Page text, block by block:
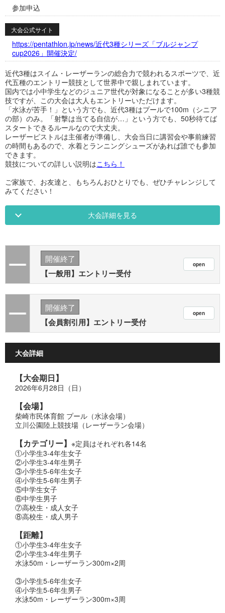
参加申込
大会公式サイト
https://pentathlon.jp/news/近代3種シリーズ「ブルジャンプ
cup2026」開催決定/​
近代3種はスイム・レーザーランの総合力で競われるスポーツで、近
代五種のエントリー競技として世界中で親しまれています。
国内では小中学生などのジュニア世代が対象になることが多い3種競
技ですが、この大会は大人もエントリーいただけます。
「水泳が苦手！」という方でも、近代3種はプールで100m（シニア
の部）のみ。「射撃は当てる自信が…」という方でも、50秒待てば
スタートできるルールなので大丈夫。
レーザーピストルは主催者が準備し、大会当日に講習会や事前練習
の時間もあるので、水着とランニングシューズがあれば誰でも参加
できます。
競技についての詳しい説明はこちら！
ご家族で、お友達と、もちろんおひとりでも、ぜひチャレンジして
みてください！
大会詳細を見る
開催終了
【一般用】エントリー受付
開催終了
【会員割引用】エントリー受付
大会詳細
【大会期日】
2026年6月28日（日）
【会場】
柴崎市民体育館 プール（水泳会場）
立川公園陸上競技場（レーザーラン会場）
【カテゴリー】 ※定員はそれぞれ各14名
①小学生3-4年生女子
②小学生3-4年生男子
③小学生5-6年生女子
④小学生5-6年生男子
⑤中学生女子
⑥中学生男子
⑦高校生・成人女子
⑧高校生・成人男子
【距離】
①小学生3-4年生女子
②小学生3-4年生男子
水泳50m・レーザーラン300m×2周
③小学生5-6年生女子
④小学生5-6年生男子
水泳50m・レーザーラン300m×3周